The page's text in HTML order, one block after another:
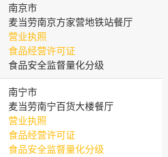
南京市
麦当劳南京方家营地铁站餐厅
营业执照
食品经营许可证
食品安全监督量化分级
南宁市
麦当劳南宁百货大楼餐厅
营业执照
食品经营许可证
食品安全监督量化分级